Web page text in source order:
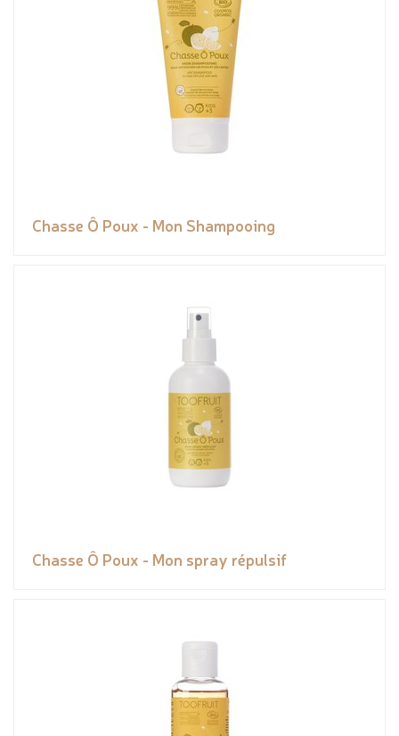
Chasse Ô Poux - Mon Shampooing
Chasse Ô Poux - Mon spray répulsif